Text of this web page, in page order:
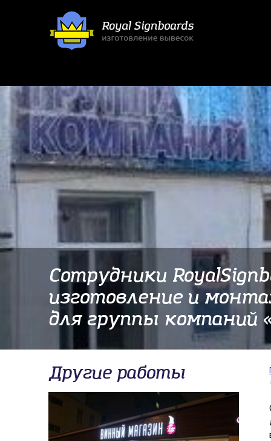
Сотрудники
изготовление и
для группы компаний
Другие работы